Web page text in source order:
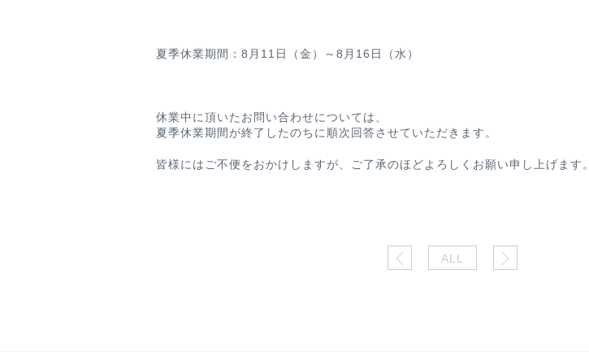
夏季休業期間：8月11日（金）～8月16日（水）
休業中に頂いたお問い合わせについては、
夏季休業期間が終了したのちに順次回答させていただきます。
皆様にはご不便をおかけしますが、ご了承のほどよろしくお願い申し上げます。
ALL